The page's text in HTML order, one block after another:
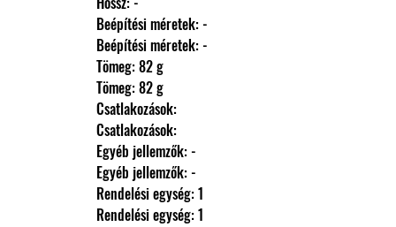
                Beépítési méretek: -
                Beépítési méretek: -
                Tömeg: 82 g
                Tömeg: 82 g
                Csatlakozások:
                Csatlakozások:
                Egyéb jellemzők: -
                Egyéb jellemzők: -
                Rendelési egység: 1
                Rendelési egység: 1